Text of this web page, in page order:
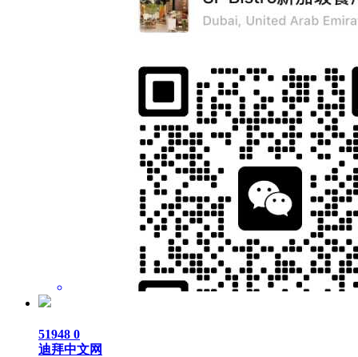
51948 0
迪拜中文网